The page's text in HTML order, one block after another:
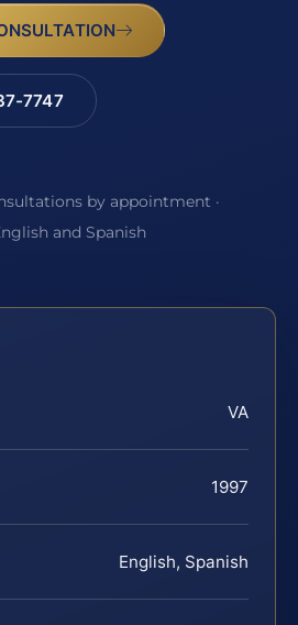
7747
by appointment ·
and Spanish
VA
1997
English, Spanish